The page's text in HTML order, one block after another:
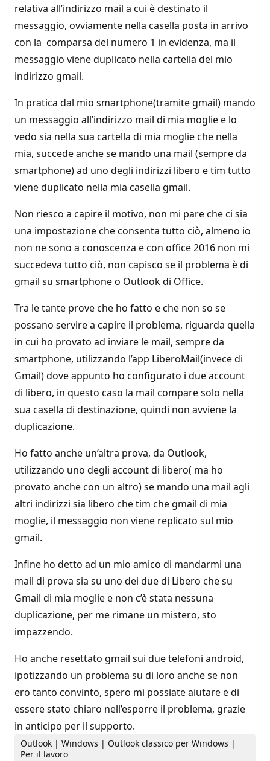
relativa all’indirizzo mail a cui è destinato il
messaggio, ovviamente nella casella posta in arrivo
con la comparsa del numero 1 in evidenza, ma il
messaggio viene duplicato nella cartella del mio
indirizzo gmail.
In pratica dal mio smartphone(tramite gmail) mando
un messaggio all’indirizzo mail di mia moglie e lo
vedo sia nella sua cartella di mia moglie che nella
mia, succede anche se mando una mail (sempre da
smartphone) ad uno degli indirizzi libero e tim tutto
viene duplicato nella mia casella gmail.
Non riesco a capire il motivo, non mi pare che ci sia
una impostazione che consenta tutto ciò, almeno io
non ne sono a conoscenza e con office 2016 non mi
succedeva tutto ciò, non capisco se il problema è di
gmail su smartphone o Outlook di Office.
Tra le tante prove che ho fatto e che non so se
possano servire a capire il problema, riguarda quella
in cui ho provato ad inviare le mail, sempre da
smartphone, utilizzando l’app LiberoMail(invece di
Gmail) dove appunto ho configurato i due account
di libero, in questo caso la mail compare solo nella
sua casella di destinazione, quindi non avviene la
duplicazione.
Ho fatto anche un’altra prova, da Outlook,
utilizzando uno degli account di libero( ma ho
provato anche con un altro) se mando una mail agli
altri indirizzi sia libero che tim che gmail di mia
moglie, il messaggio non viene replicato sul mio
gmail.
Infine ho detto ad un mio amico di mandarmi una
mail di prova sia su uno dei due di Libero che su
Gmail di mia moglie e non c’è stata nessuna
duplicazione, per me rimane un mistero, sto
impazzendo.
Ho anche resettato gmail sui due telefoni android,
ipotizzando un problema su di loro anche se non
ero tanto convinto, spero mi possiate aiutare e di
essere stato chiaro nell’esporre il problema, grazie
in anticipo per il supporto.
Outlook | Windows | Outlook classico per Windows |
Per il lavoro